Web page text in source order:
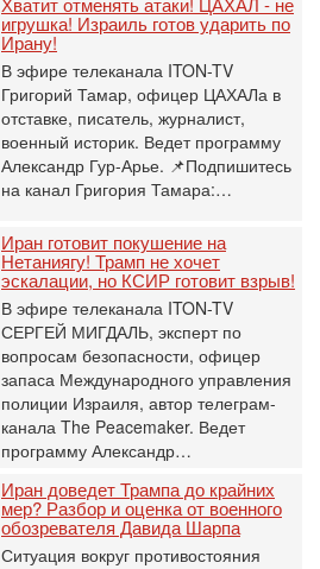
игрушка! Израиль готов ударить по
Ирану!
В эфире телеканала ITON-TV
Григорий Тамар, офицер ЦАХАЛа в
отставке, писатель, журналист,
военный историк. Ведет программу
Александр Гур-Арье. 📌Подпишитесь
на канал Григория Тамара:…
Иран готовит покушение на
Нетаниягу! Трамп не хочет
эскалации, но КСИР готовит взрыв!
В эфире телеканала ITON-TV
СЕРГЕЙ МИГДАЛЬ, эксперт по
вопросам безопасности, офицер
запаса Международного управления
полиции Израиля, автор телеграм-
канала The Peacemaker. Ведет
программу Александр…
Иран доведет Трампа до крайних
мер? Разбор и оценка от военного
обозревателя Давида Шарпа
Ситуация вокруг противостояния